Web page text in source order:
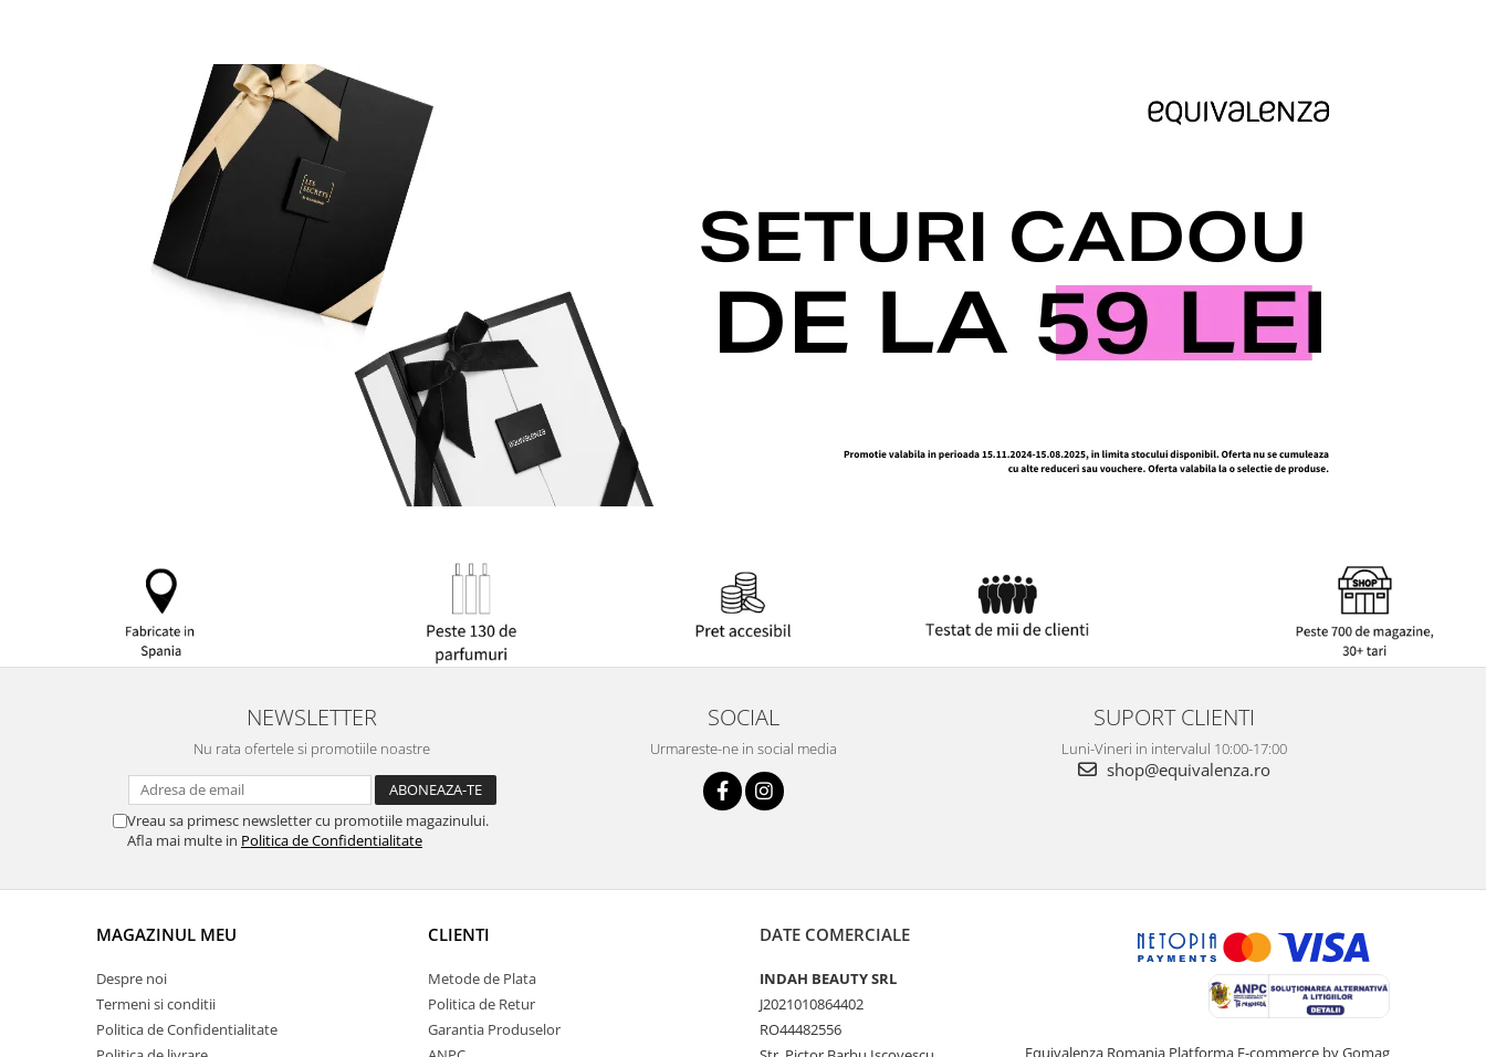
NEWSLETTER
Nu rata ofertele si promotiile noastre
Vreau sa primesc newsletter cu promotiile magazinului.
Afla mai multe in Politica de Confidentialitate
SOCIAL
Urmareste-ne in social media
SUPORT CLIENTI
Luni-Vineri in intervalul 10:00-17:00
shop@equivalenza.ro
MAGAZINUL MEU
Despre noi
Termeni si conditii
Politica de Confidentialitate
CLIENTI
Metode de Plata
Politica de Retur
Garantia Produselor
DATE COMERCIALE
INDAH BEAUTY SRL
J2021010864402
RO44482556
Equivalenza Romania Platforma E-commerce by Gomag